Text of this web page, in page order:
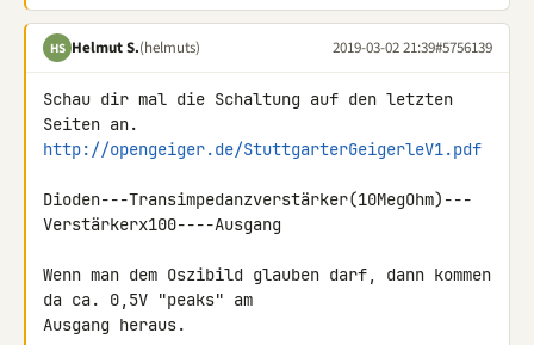
HS Helmut S.(helmuts) 2019-03-02 21:39#5756139
Schau dir mal die Schaltung auf den letzten
http://opengeiger.de/StuttgarterGeigerleV1.pdf
Dioden---Transimpedanzverstärker(10MegOhm)---
Verstärkerx100----Ausgang
Wenn man dem Oszibild glauben darf, dann kommen
da ca. 0,5V "peaks" am
Ausgang heraus.